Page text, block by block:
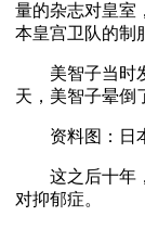
量的杂志对皇室
本皇宫卫队的制
美智子当时发
天，美智子晕倒
资料图：日本
这之后十年，
对抑郁症。